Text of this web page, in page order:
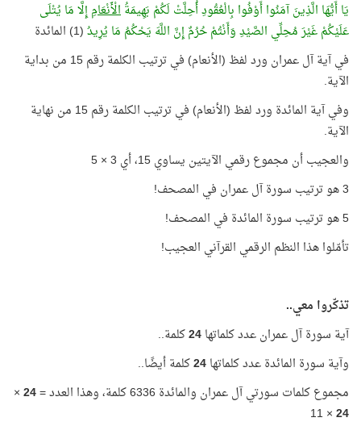
يَا أَيُّهَا الَّذِينَ آمَنُوا أَوْفُوا بِالْعُقُودِ أُحِلَّتْ لَكُمْ بَهِيمَةُالْأَنْعَامِإِلَّا مَا يُتْلَى
عَلَيْكُمْ غَيْرَ مُحِلِّي الصَّيْدِ وَأَنْتُمْ حُرُمٌ إِنَّ اللَّهَ يَحْكُمُ مَا يُرِيدُ(1) المائدة
في آية آل عمران ورد لفظ (الأنعام) في ترتيب الكلمة رقم 15 من بداية
الآية.
وفي آية المائدة ورد لفظ (الأنعام) في ترتيب الكلمة رقم 15 من نهاية
الآية.
والعجيب أن مجموع رقمي الآيتين يساوي 15، أي 3 × 5
3 هو ترتيب سورة آل عمران في المصحف!
5 هو ترتيب سورة المائدة في المصحف!
تأمّلوا هذا النظم الرقمي القرآني العجيب!
تذكّروا معي..
آية سورة آل عمران عدد كلماتها24كلمة..
وآية سورة المائدة عدد كلماتها24كلمة أيضًا..
مجموع كلمات سورتي آل عمران والمائدة 6336 كلمة، وهذا العدد =
24
×
24
× 11